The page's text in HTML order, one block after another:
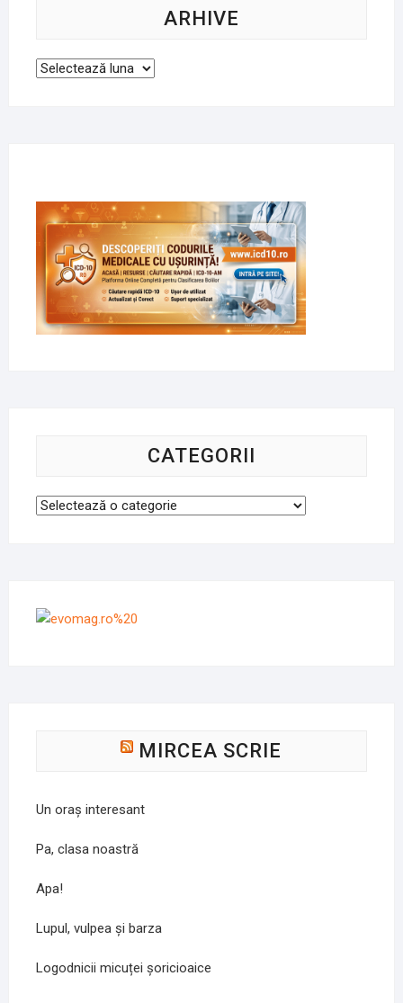
ARHIVE
Arhive
CATEGORII
Categorii
MIRCEA SCRIE
Un oraș interesant
Pa, clasa noastră
Apa!
Lupul, vulpea și barza
Logodnicii micuței șoricioaice